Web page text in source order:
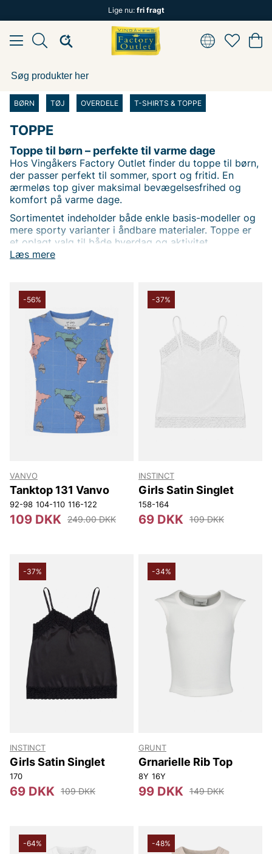
Lige nu: fri fragt
BØRN TØJ OVERDELE T-SHIRTS & TOPPE
TOPPE
Læs mere
Toppe til børn – perfekte til varme dage
Hos Vingåkers Factory Outlet finder du toppe til børn,
der passer perfekt til sommer, sport og fritid. En
ærmeløs top giver maksimal bevægelsesfrihed og
komfort på varme dage.
Sortimentet indeholder både enkle basis-modeller og
mere sporty varianter i åndbare materialer. Toppe er
et oplagt valg til både hverdag og aktivitet.
Som outlet kan vi tilbyde toppe til børn til priser, der
favoritter til en skarp pris.
-56%
VANVO
Tanktop 131 Vanvo
92-98 104-110 116-122
109 DKK 249.00 DKK
-37%
INSTINCT
Girls Satin Singlet
158-164
69 DKK 109 DKK
-37%
INSTINCT
Girls Satin Singlet
170
69 DKK 109 DKK
-34%
GRUNT
Grnarielle Rib Top
8Y 16Y
99 DKK 149 DKK
-64% -48%